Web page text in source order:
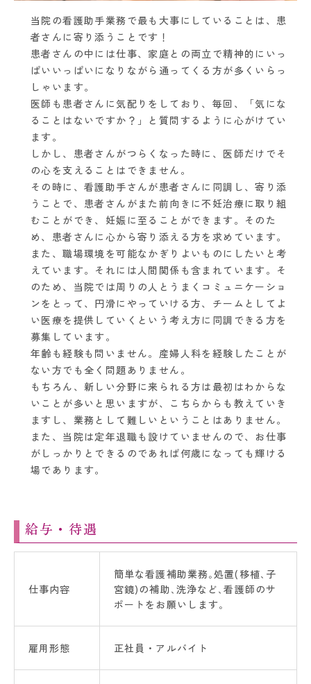
当院の看護助手業務で最も大事にしていることは、患
者さんに寄り添うことです！
患者さんの中には仕事、家庭との両立で精神的にいっ
ぱいいっぱいになりながら通ってくる方が多くいらっ
しゃいます。
医師も患者さんに気配りをしており、毎回、「気にな
ることはないですか？」と質問するように心がけてい
ます。
しかし、患者さんがつらくなった時に、医師だけでそ
の心を支えることはできません。
その時に、看護助手さんが患者さんに同調し、寄り添
うことで、患者さんがまた前向きに不妊治療に取り組
むことができ、妊娠に至ることができます。そのた
め、患者さんに心から寄り添える方を求めています。
また、職場環境を可能なかぎりよいものにしたいと考
えています。それには人間関係も含まれています。そ
のため、当院では周りの人とうまくコミュニケーショ
ンをとって、円滑にやっていける方、チームとしてよ
い医療を提供していくという考え方に同調できる方を
募集しています。
年齢も経験も問いません。産婦人科を経験したことが
ない方でも全く問題ありません。
もちろん、新しい分野に来られる方は最初はわからな
いことが多いと思いますが、こちらからも教えていき
ますし、業務として難しいということはありません。
また、当院は定年退職も設けていませんので、お仕事
がしっかりとできるのであれば何歳になっても輝ける
場であります。
給与・待遇
仕事内容
簡単な看護補助業務｡処置(移植､子
宮鏡)の補助､洗浄など､看護師のサ
ポートをお願いします｡
雇用形態 正社員・アルバイト